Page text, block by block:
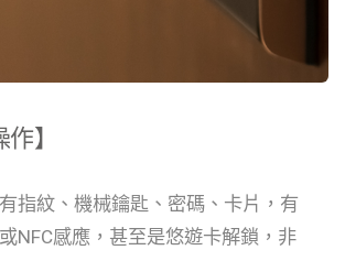
】
指紋、機械鑰匙、密碼、卡片，有
NFC感應，甚至是悠遊卡解鎖，非